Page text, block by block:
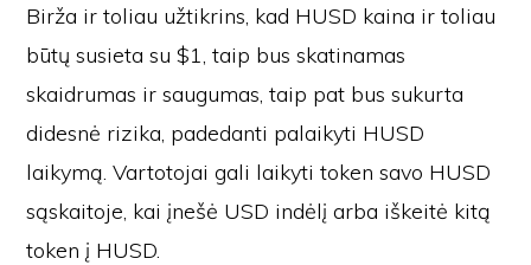
Birža ir toliau užtikrins, kad HUSD kaina ir toliau
būtų susieta su $1, taip bus skatinamas
skaidrumas ir saugumas, taip pat bus sukurta
didesnė rizika, padedanti palaikyti HUSD
laikymą. Vartotojai gali laikyti token savo HUSD
sąskaitoje, kai įnešė USD indėlį arba iškeitė kitą
token į HUSD.